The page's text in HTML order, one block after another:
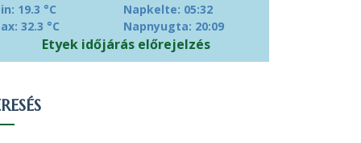
19.3 °C
32.3 °C
Napkelte: 05:32
Napnyugta: 20:09
Etyek időjárás előrejelzés